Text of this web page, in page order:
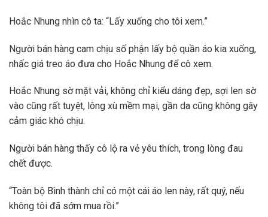
Hoắc Nhung nhìn cô ta: “Lấy xuống cho tôi xem.”
Người bán hàng cam chịu số phận lấy bộ quần áo kia xuống,
nhấc giá treo áo đưa cho Hoắc Nhung để cô xem.
Hoắc Nhung sờ mặt vải, không chỉ kiểu dáng đẹp, sợi len sờ
vào cũng rất tuyệt, lông xù mềm mại, gần da cũng không gây
cảm giác khó chịu.
Người bán hàng thấy cô lộ ra vẻ yêu thích, trong lòng đau
chết được.
“Toàn bộ Bình thành chỉ có một cái áo len này, rất quý, nếu
không tôi đã sớm mua rồi.”